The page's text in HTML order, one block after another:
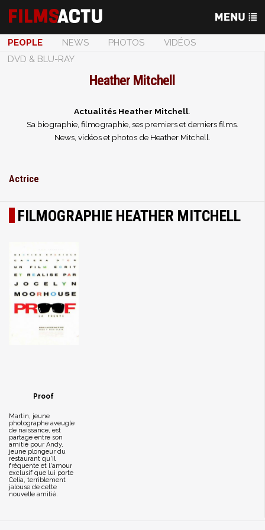
PEOPLE NEWS PHOTOS
VIDÉOS
DVD & BLU-RAY
Heather Mitchell
Actualités Heather Mitchell
Sa biographie, filmographie, ses premiers et derniers films.
News, vidéos et photos de Heather Mitchell.
Actrice
FILMOGRAPHIE HEATHER MITCHELL
Proof
Martin, jeune
photographe aveugle
de naissance, est
partagé entre son
amitié pour Andy,
jeune plongeur du
restaurant qu'il
fréquente et l'amour
exclusif que lui porte
Celia, terriblement
jalouse de cette
nouvelle amitié.